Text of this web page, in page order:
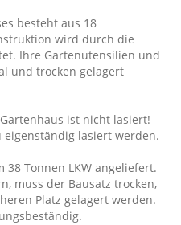
besteht aus 18
wird durch die
Ihre Gartenutensilien und
und trocken gelagert
ist nicht lasiert!
eigenständig lasiert werden.
Tonnen LKW angeliefert.
muss der Bausatz trocken,
Platz gelagert werden.